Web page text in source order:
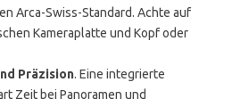
Arca-Swiss-Standard. Achte auf
Kameraplatte und Kopf oder
Präzision. Eine integrierte
Zeit bei Panoramen und